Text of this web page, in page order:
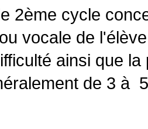
2ème cycle
vocale de
ainsi que
de 3 à